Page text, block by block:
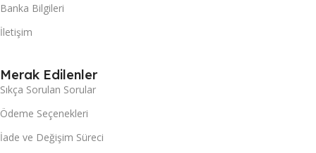
Banka Bilgileri
İletişim
Merak Edilenler
Sıkça Sorulan Sorular
Ödeme Seçenekleri
İade ve Değişim Süreci